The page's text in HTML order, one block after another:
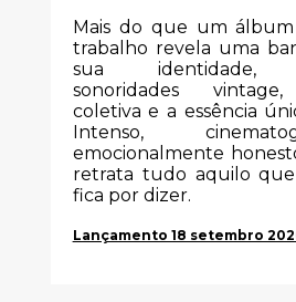
Mais do que um
trabalho revela uma
sua identidade,
sonoridades vintage,
coletiva e a essência
Intenso,
emocionalmente
retrata tudo aquilo
fica por dizer.
Lançamento 18 setembro